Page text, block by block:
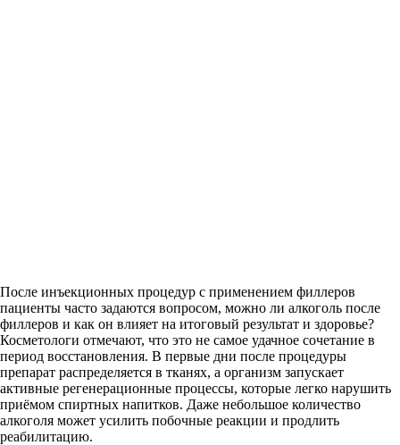
После инъекционных процедур с применением филлеров
пациенты часто задаются вопросом, можно ли алкоголь после
филлеров и как он влияет на итоговый результат и здоровье?
Косметологи отмечают, что это не самое удачное сочетание в
период восстановления. В первые дни после процедуры
препарат распределяется в тканях, а организм запускает
активные регенерационные процессы, которые легко нарушить
приёмом спиртных напитков. Даже небольшое количество
алкоголя может усилить побочные реакции и продлить
реабилитацию.